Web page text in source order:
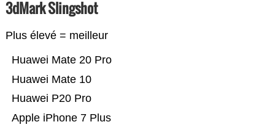
3dMark Slingshot
Plus élevé = meilleur
Apple iPhone 7 Plus
Huawei P20 Pro
Huawei Mate 10
Huawei Mate 20 Pro